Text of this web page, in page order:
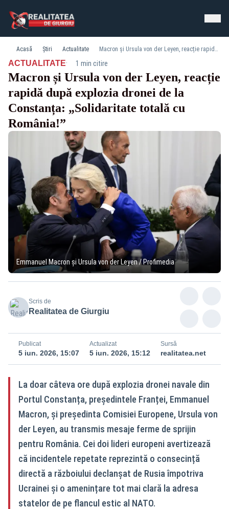
Acasă Știri Actualitate Macron și Ursula von der Leyen, reacție rapidă după explozia dronei de la Constanța: „Solidaritate totală cu România!”
ACTUALITATE· 1 min citire
Macron și Ursula von der Leyen, reacție
rapidă după explozia dronei de la
Constanța: „Solidaritate totală cu
România!”
Emmanuel Macron și Ursula von der Leyen / Profimedia
Scris de
Realitatea de Giurgiu
Publicat
5 iun. 2026, 15:07
Actualizat
5 iun. 2026, 15:12
Sursă
realitatea.net
La doar câteva ore după explozia dronei navale din
Portul Constanța, președintele Franței, Emmanuel
Macron, și președinta Comisiei Europene, Ursula von
der Leyen, au transmis mesaje ferme de sprijin
pentru România. Cei doi lideri europeni avertizează
că incidentele repetate reprezintă o consecință
directă a războiului declanșat de Rusia împotriva
Ucrainei și o amenințare tot mai clară la adresa
statelor de pe flancul estic al NATO.